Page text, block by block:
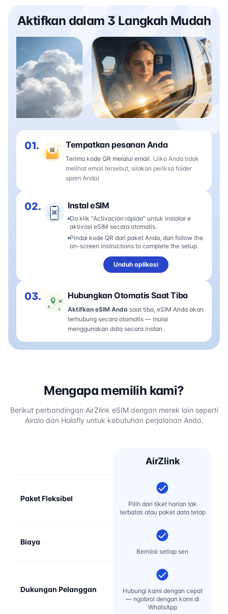
Aktifkan dalam 3 Langkah Mudah
01. Tempatkan pesanan Anda
Terima kode QR melalui email. (Jika Anda tidak
melihat email tersebut, silakan periksa folder
spam Anda)
02. Instal eSIM
Da klik “Activación rápida” untuk instalar e
aktivasi eSIM secara otomatis.
Pindai kode QR dari paket Anda, dan follow the
on-screen instructions to complete the setup.
Unduh aplikasi
03. Hubungkan Otomatis Saat Tiba
Aktifkan eSIM Anda saat tiba, eSIM Anda akan
terhubung secara otomatis — mulai
menggunakan data secara instan.
Mengapa memilih kami?
Berikut perbandingan AirZlink eSIM dengan merek lain seperti
Airalo dan Holafly untuk kebutuhan perjalanan Anda.
AirZlink
Paket Fleksibel
Pilih dari tiket harian tak
terbatas atau paket data tetap
Biaya
Bernilai setiap sen
Dukungan Pelanggan
Hubungi kami dengan cepat
— ngobrol dengan kami di
WhatsApp